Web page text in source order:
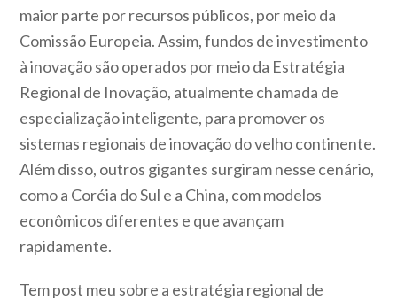
maior parte por recursos públicos, por meio da
Comissão Europeia. Assim, fundos de investimento
à inovação são operados por meio da Estratégia
Regional de Inovação, atualmente chamada de
especialização inteligente, para promover os
sistemas regionais de inovação do velho continente.
Além disso, outros gigantes surgiram nesse cenário,
como a Coréia do Sul e a China, com modelos
econômicos diferentes e que avançam
rapidamente.
Tem post meu sobre a estratégia regional de